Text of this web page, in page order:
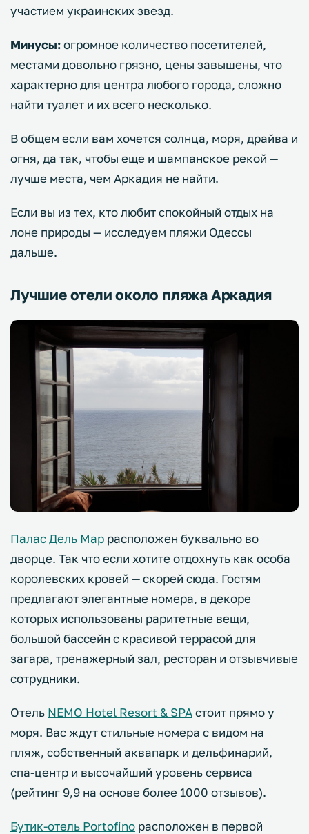
участием украинских звезд.
Минусы:огромное количество посетителей,
местами довольно грязно, цены завышены, что
характерно для центра любого города, сложно
найти туалет и их всего несколько.
В общем если вам хочется солнца, моря, драйва и
огня, да так, чтобы еще и шампанское рекой —
лучше места, чем Аркадия не найти.
Если вы из тех, кто любит спокойный отдых на
лоне природы — исследуем пляжи Одессы
дальше.
Лучшие отели около пляжа Аркадия
Палас Дель Мар расположен буквально во
дворце. Так что если хотите отдохнуть как особа
королевских кровей — скорей сюда. Гостям
предлагают элегантные номера, в декоре
которых использованы раритетные вещи,
большой бассейн с красивой террасой для
загара, тренажерный зал, ресторан и отзывчивые
сотрудники.
Отель NEMO Hotel Resort & SPAстоит прямо у
моря. Вас ждут стильные номера с видом на
пляж, собственный аквапарк и дельфинарий,
спа-центр и высочайший уровень сервиса
(рейтинг 9,9 на основе более 1000 отзывов).
Бутик-отель Portofino расположен в первой